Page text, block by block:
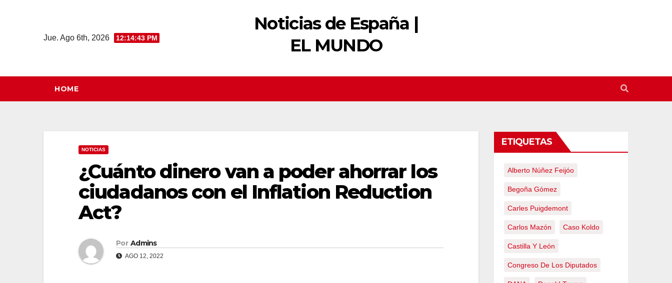
Jue. Ago 6th, 2026 12:14:44 PM
Noticias de España |
EL MUNDO
HOME
NOTICIAS
¿Cuánto dinero van a poder ahorrar los
ciudadanos con el Inflation Reduction
Act?
Por Admins
AGO 12, 2022
ETIQUETAS
Alberto Núñez Feijóo
Begoña Gómez
Carles Puigdemont
Carlos Mazón Caso Koldo
Castilla Y León
Congreso De Los Diputados